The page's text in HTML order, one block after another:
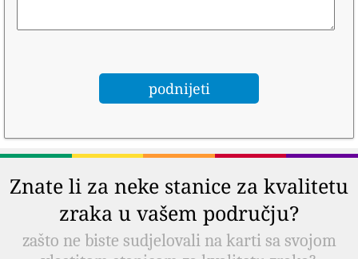
Znate li za neke stanice za kvalitetu
zraka u vašem području?
zašto ne biste sudjelovali na karti sa svojom